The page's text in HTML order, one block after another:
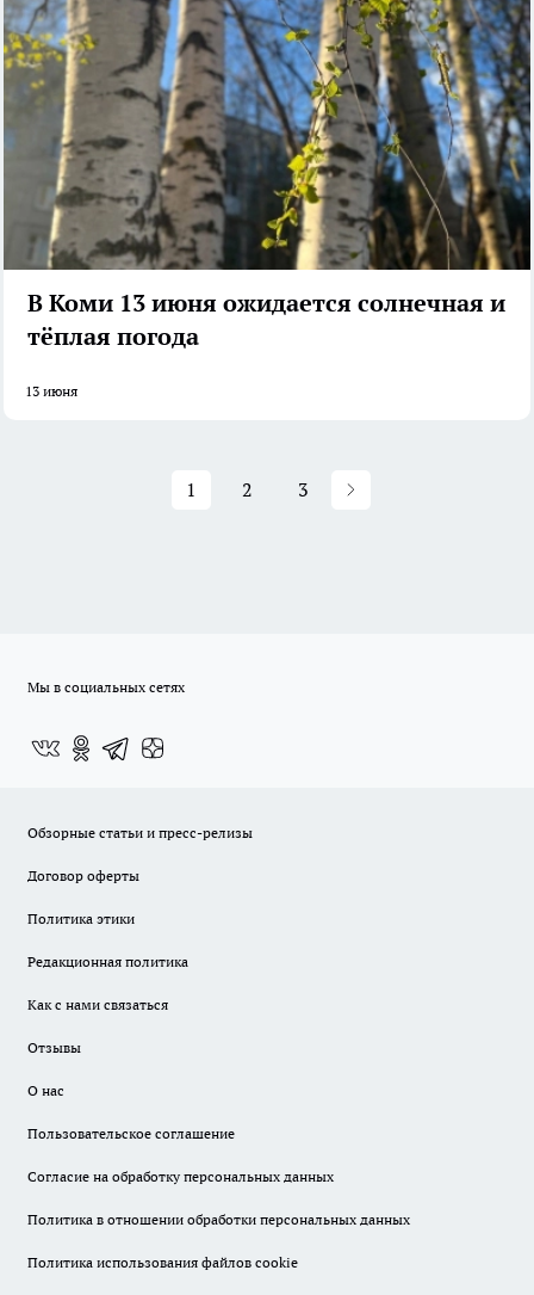
В Коми 13 июня ожидается солнечная и
тёплая погода
13 июня
1 2 3
Мы в социальных сетях
Обзорные статьи и пресс-релизы
Договор оферты
Политика этики
Редакционная политика
Как с нами связаться
Отзывы
О нас
Пользовательское соглашение
Согласие на обработку персональных данных
Политика в отношении обработки персональных данных
Политика использования файлов cookie